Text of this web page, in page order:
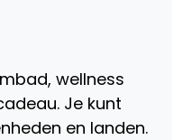
wellness
Je kunt
en landen.